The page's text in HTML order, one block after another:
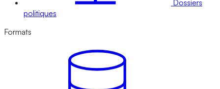
Dossiers
politiques
Formats